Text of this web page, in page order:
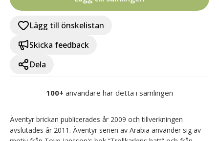
Lägg till önskelistan
Skicka feedback
Dela
100+ användare har detta i samlingen
Äventyr brickan publicerades år 2009 och tillverkningen
avslutades år 2011. Äventyr serien av Arabia använder sig av